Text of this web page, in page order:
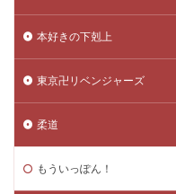
本好きの下剋上
東京卍リベンジャーズ
柔道
もういっぽん！